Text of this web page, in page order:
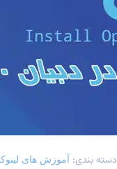
دسته بندی: آموزش های